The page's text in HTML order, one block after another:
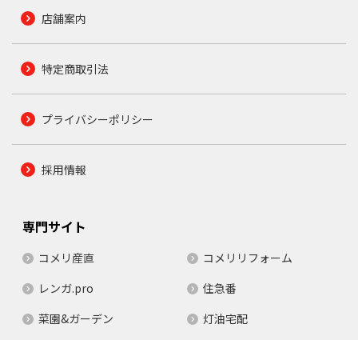
店舗案内
特定商取引法
プライバシーポリシー
採用情報
専門サイト
コメリ産直
コメリリフォーム
レンガ.pro
住急番
菜園&ガーデン
灯油宅配